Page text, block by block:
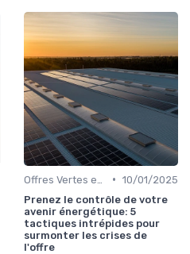
• 10/01/2025
Prenez le contrôle de votre
avenir énergétique: 5
tactiques intrépides pour
surmonter les crises de
l'offre